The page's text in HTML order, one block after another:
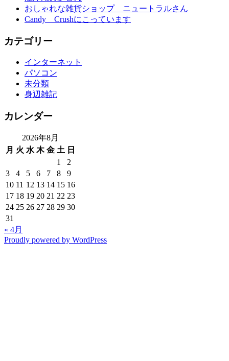
おしゃれな雑貨ショップ ニュートラルさん
Candy Crushにこっています
カテゴリー
インターネット
パソコン
未分類
身辺雑記
カレンダー
2026年8月
月 火 水 木 金 土 日
1
2
3
4 5 6 7 8
9
10 11 12 13 14 15 16
17 18 19 20 21 22 23
24 25 26 27 28 29 30
31
« 4月
Proudly powered by WordPress